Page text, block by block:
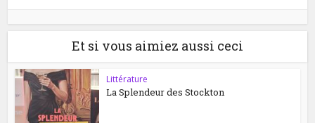
Et si vous aimiez aussi ceci
Littérature
La Splendeur des Stockton